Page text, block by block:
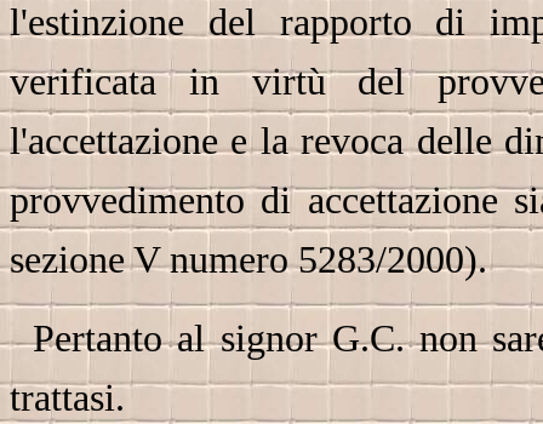
l'estinzione del rapporto di
verificata in virtù del
l'accettazione e la revoca delle
provvedimento di accettazione
sezione V numero 5283/2000).
Pertanto al signor G.C. non
trattasi.